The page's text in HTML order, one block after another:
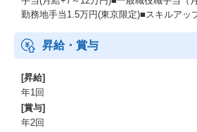
勤務地手当1.5万円(東京限定)■スキルアッ
昇給・賞与
[昇給]
年1回
[賞与]
年2回